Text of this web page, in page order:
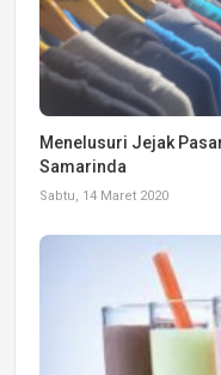
Menelusuri Jejak
Samarinda
Sabtu, 14 Maret 2020